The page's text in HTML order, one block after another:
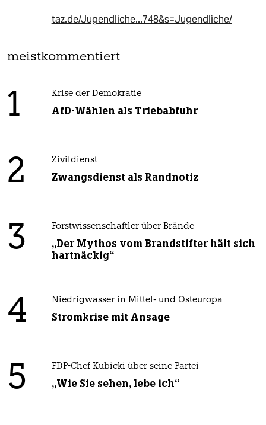
taz.de/Jugendliche...748&s=Jugendliche/
meistkommentiert
1 Krise der Demokratie
AfD-Wählen als Triebabfuhr
2 Zivildienst
Zwangsdienst als Randnotiz
3 Forstwissenschaftler über Brände
„Der Mythos vom Brandstifter hält sich
hartnäckig“
4 Niedrigwasser in Mittel- und Osteuropa
Stromkrise mit Ansage
5 FDP-Chef Kubicki über seine Partei
„Wie Sie sehen, lebe ich“